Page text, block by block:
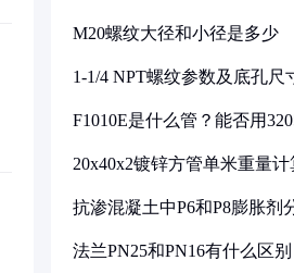
M20螺纹大径和小径是多少
1-1/4 NPT螺纹参数及底孔尺
F1010E是什么管？能否用
20x40x2镀锌方管单米重量
抗渗混凝土中P6和P8膨胀剂
法兰PN25和PN16有什么区别